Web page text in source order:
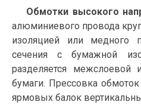
Обмотки высокого
алюминиевого провода
изоляцией или медного
сечения с бумажной
разделяется межслоевой
бумаги. Прессовка
ярмовых балок